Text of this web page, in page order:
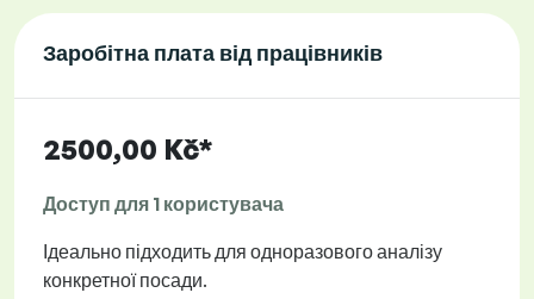
Заробітна плата від працівників
2500,00 Kč*
Доступ для 1 користувача
Ідеально підходить для одноразового аналізу
конкретної посади.